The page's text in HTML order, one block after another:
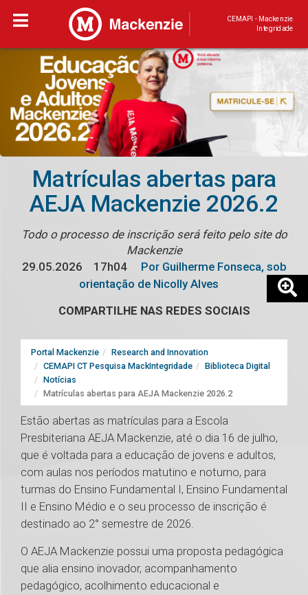
CEMAPI - Mackenzie
Integridade
Matrículas abertas para
AEJA Mackenzie 2026.2
Todo o processo de inscrição será feito pelo site do
Mackenzie
29.05.2026
17h04
Por Guilherme Fonseca, sob
orientação de Nicolly Alves
COMPARTILHE NAS REDES SOCIAIS
Portal Mackenzie
Research and Innovation
CEMAPI CT Pesquisa MackIntegridade
Biblioteca Digital
Notícias
Matrículas abertas para AEJA Mackenzie 2026.2
Estão abertas as matrículas para a Escola
Presbiteriana AEJA Mackenzie, até o dia 16 de julho,
que é voltada para a educação de jovens e adultos,
com aulas nos períodos matutino e noturno, para
turmas do Ensino Fundamental I, Ensino Fundamental
II e Ensino Médio e o seu processo de inscrição é
destinado ao 2° semestre de 2026.
O AEJA Mackenzie possui uma proposta pedagógica
que alia ensino inovador, acompanhamento
pedagógico, acolhimento educacional e